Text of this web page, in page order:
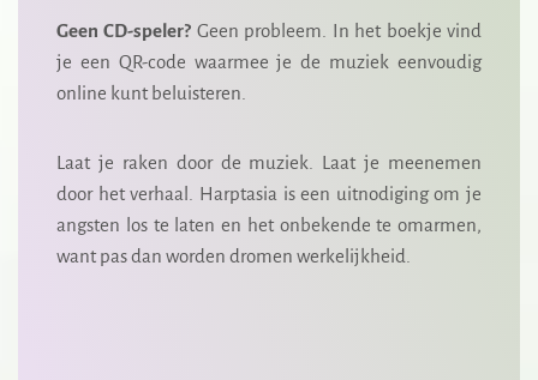
Geen CD-speler? Geen probleem. In het boekje vind
je een QR-code waarmee je de muziek eenvoudig
online kunt beluisteren.
Laat je raken door de muziek. Laat je meenemen
door het verhaal. Harptasia is een uitnodiging om je
angsten los te laten en het onbekende te omarmen,
want pas dan worden dromen werkelijkheid.